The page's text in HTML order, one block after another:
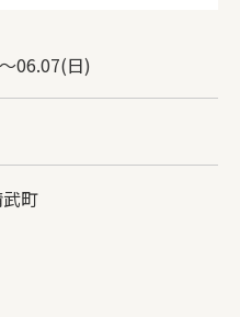
06.07(日)
町